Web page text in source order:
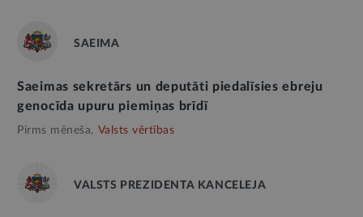
SAEIMA
Saeimas sekretārs un deputāti piedalīsies ebreju
genocīda upuru piemiņas brīdī
Pirms mēneša, Valsts vērtības
VALSTS PREZIDENTA KANCELEJA